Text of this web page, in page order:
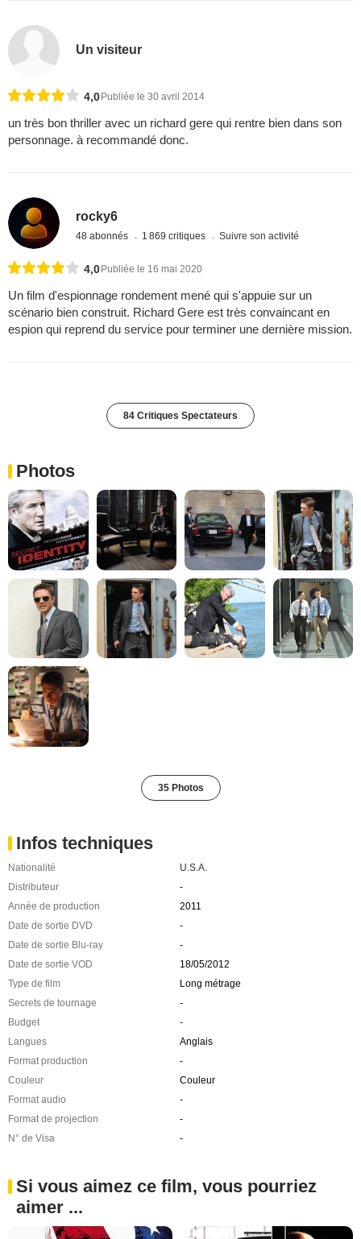
Un visiteur
4,0 Publiée le 30 avril 2014
un très bon thriller avec un richard gere qui rentre bien dans son
personnage. à recommandé donc.
rocky6
48 abonnés 1 869 critiques Suivre son activité
4,0 Publiée le 16 mai 2020
Un film d'espionnage rondement mené qui s'appuie sur un
scénario bien construit. Richard Gere est très convaincant en
espion qui reprend du service pour terminer une dernière mission.
84 Critiques Spectateurs
Photos
35 Photos
Infos techniques
Nationalité
U.S.A.
Distributeur
-
Année de production
2011
Date de sortie DVD
-
Date de sortie Blu-ray
-
Date de sortie VOD
18/05/2012
Type de film
Long métrage
Secrets de tournage
-
Budget
-
Langues
Anglais
Format production
-
Couleur
Couleur
Format audio
-
Format de projection
-
N° de Visa
-
Si vous aimez ce film, vous pourriez
aimer ...